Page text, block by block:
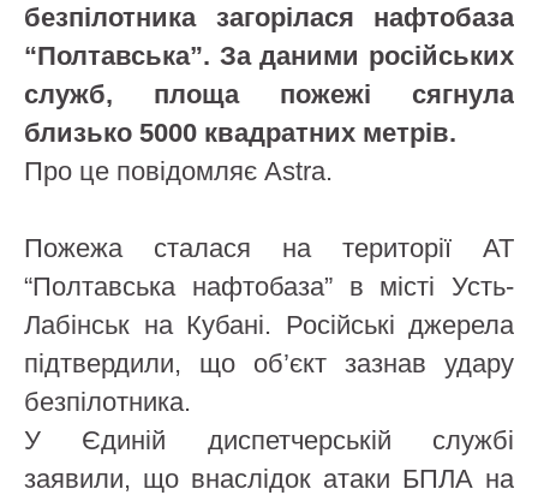
безпілотника загорілася нафтобаза
“Полтавська”. За даними російських
служб, площа пожежі сягнула
близько 5000 квадратних метрів.
Про це повідомляє Astra.
Пожежа сталася на території АТ
“Полтавська нафтобаза” в місті Усть-
Лабінськ на Кубані. Російські джерела
підтвердили, що об’єкт зазнав удару
безпілотника.
У Єдиній диспетчерській службі
заявили, що внаслідок атаки БПЛА на